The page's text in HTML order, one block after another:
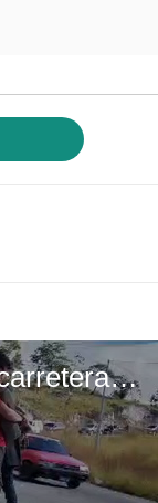
Dos muertos deja volcamiento de bus en carretera al sur